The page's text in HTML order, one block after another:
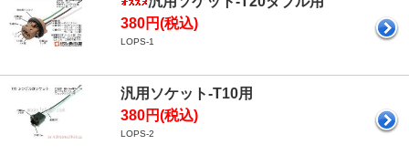
380円(税込)
LOPS-1
汎用ソケット-T10用
380円(税込)
LOPS-2